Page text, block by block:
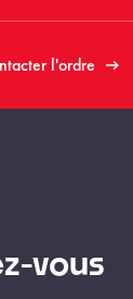
l'ordre
vous